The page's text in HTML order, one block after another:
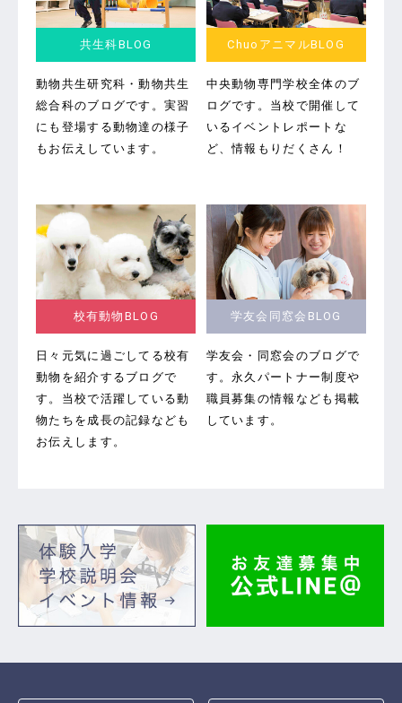
共生科BLOG
動物共生研究科・動物共生
総合科のブログです。 実習
にも登場する動物達の様子
もお伝えしています。
ChuoアニマルBLOG
中央動物専門学校全体のブ
ログです。 当校で開催して
いるイベントレポートな
ど、情報もりだくさん！
校有動物BLOG
日々元気に過ごしてる校有
動物を紹介するブログで
す。当校で活躍している動
物たちを成長の記録なども
お伝えします。
学友会同窓会BLOG
学友会・同窓会のブログで
す。永久パートナー制度や
職員募集の情報なども掲載
しています。